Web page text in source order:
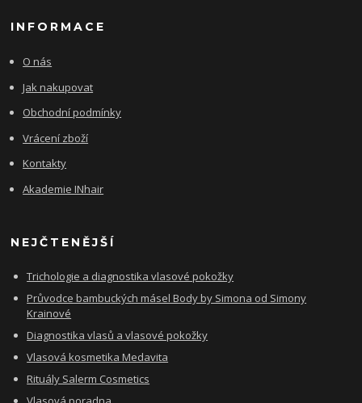
INFORMACE
O nás
Jak nakupovat
Obchodní podmínky
Vrácení zboží
Kontakty
Akademie INhair
NEJČTENĚJŠÍ
Trichologie a diagnostika vlasové pokožky
Průvodce bambuckých másel Body by Simona od Simony
Krainové
Diagnostika vlasů a vlasové pokožky
Vlasová kosmetika Medavita
Rituály Salerm Cosmetics